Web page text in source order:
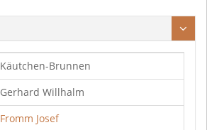
Käutchen-Brunnen
Gerhard Willhalm
Fromm Josef